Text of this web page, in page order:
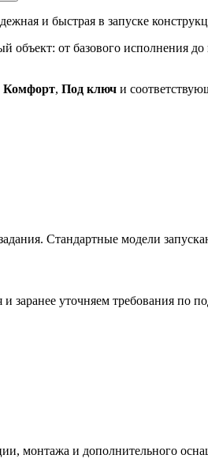
и быстрая в запуске
объект: от базового исполнения
Комфорт, Под ключ и
Стандартные модели
уточняем требования по
монтажа и дополнительного